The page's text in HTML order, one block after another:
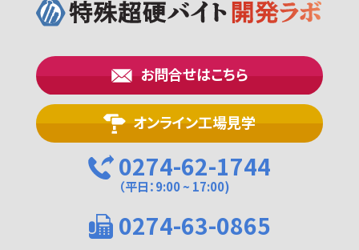
お問合せはこちら
オンライン工場見学
0274-62-1744
（平日：9:00 ~ 17:00)
0274-63-0865